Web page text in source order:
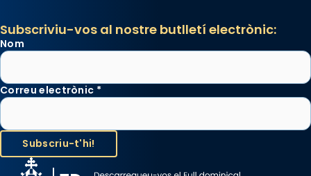
Subscriviu-vos al nostre butlletí electrònic:
Nom
Correu electrònic *